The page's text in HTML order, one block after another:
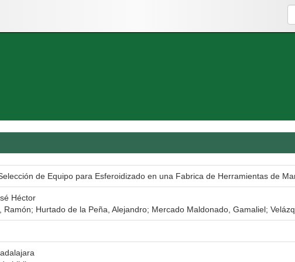
de Equipo para Esferoidizado en una Fabrica de Herramientas de
Héctor
Ramón; Hurtado de la Peña, Alejandro; Mercado Maldonado, Gamaliel;